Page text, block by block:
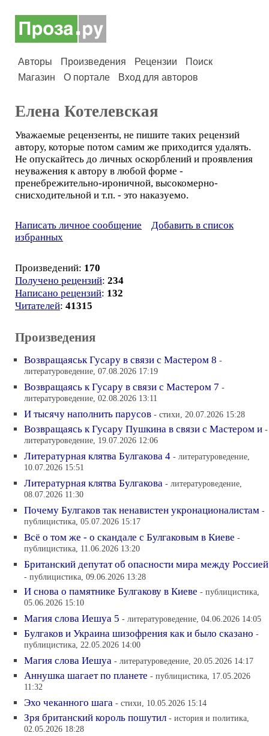
Авторы Произведения Рецензии
Поиск
Магазин
О портале Вход для авторов
Елена Котелевская
Уважаемые рецензенты, не пишите таких рецензий
автору, которые потом самим же приходится удалять.
Не опускайтесь до личных оскорблений и проявления
неуважения к автору в любой форме -
пренебрежительно-ироничной, высокомерно-
снисходительной и т.п. - это наказуемо.
Написать личное сообщение
Добавить в список
избранных
Произведений: 170
Получено рецензий: 234
Написано рецензий: 132
Читателей: 41315
Произведения
Возвращаяськ Гусару в связи с Мастером 8 -
литературоведение, 07.08.2026 17:19
Возвращаясь к Гусару в связи с Мастером 7 -
литературоведение, 02.08.2026 13:11
И тысячу наполнить парусов - стихи, 20.07.2026 15:28
Возвращаясь к Гусару Пушкина в связи с Мастером и -
литературоведение, 19.07.2026 12:06
Литературная клятва Булгакова 4 - литературоведение,
10.07.2026 15:51
Литературная клятва Булгакова - литературоведение,
08.07.2026 11:30
Почему Булгаков так ненавистен укронационалистам -
публицистика, 05.07.2026 15:17
Всё о том же - о скандале с Булгаковым в Киеве -
публицистика, 11.06.2026 13:20
Британский депутат об опасности мира между Россией
- публицистика, 09.06.2026 13:28
И снова о памятнике Булгакову в Киеве - публицистика,
05.06.2026 15:10
Магия слова Иешуа 5 - литературоведение, 04.06.2026 14:05
Булгаков и Украина шизофрения как и было сказано -
публицистика, 22.05.2026 14:00
Магия слова Иешуа - литературоведение, 20.05.2026 14:17
Аннушка шагает по планете - публицистика, 17.05.2026
11:32
Эхо чеканного шага - стихи, 10.05.2026 15:14
Зря британский король пошутил - история и политика,
02.05.2026 18:28